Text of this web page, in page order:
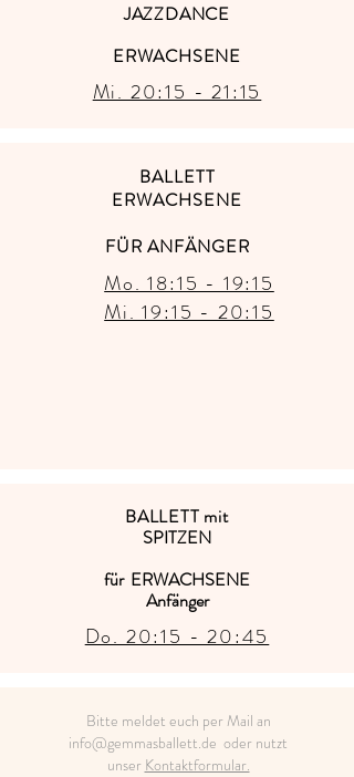
JAZZDANCE
ERWACHSENE
Mi. 20:15 - 21:15
BALLETT
ERWACHSENE
FÜR ANFÄNGER
Mo. 18:15 - 19:15
Mi. 19:15 - 20:15
BALLETT mit
SPITZEN
für ERWACHSENE
Anfänger
Do. 20:15 - 20:45
Bitte meldet euch per Mail an
info@gemmasballett.de oder nutzt
unser Kontaktformular.